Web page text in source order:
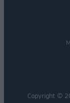
Copyright ©